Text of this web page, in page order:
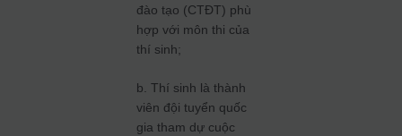
đào tạo (CTĐT) phù
hợp với môn thi của
thí sinh;
b. Thí sinh là thành
viên đội tuyển quốc
gia tham dự cuộc